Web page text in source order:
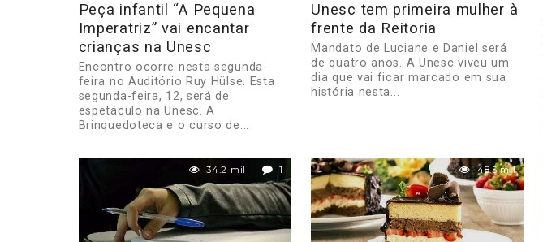
Peça infantil “A Pequena
Imperatriz” vai encantar
crianças na Unesc
Encontro ocorre nesta segunda-
feira no Auditório Ruy Hülse. Esta
segunda-feira, 12, será de
espetáculo na Unesc. A
Brinquedoteca e o curso de...
Unesc tem primeira mulher à
frente da Reitoria
Mandato de Luciane e Daniel será
de quatro anos. A Unesc viveu um
dia que vai ficar marcado em sua
história nesta...
34.2 mil 1 48.5 mil